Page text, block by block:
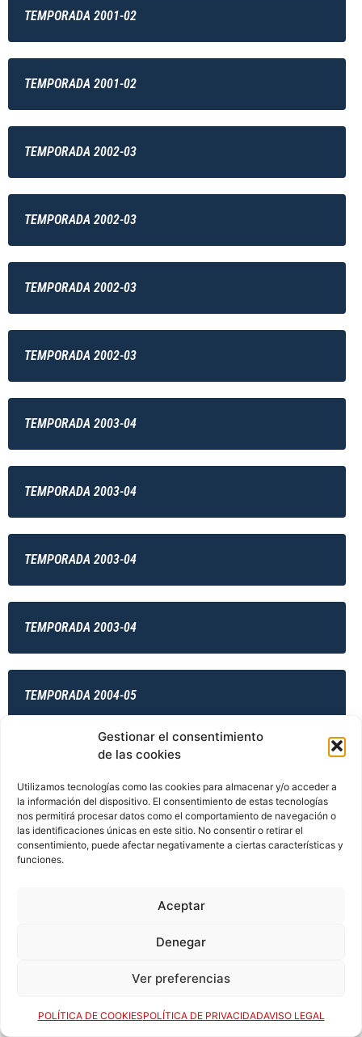
Gestionar el consentimiento
de las cookies
Utilizamos tecnologías como las cookies para almacenar y/o acceder a
la información del dispositivo. El consentimiento de estas tecnologías
nos permitirá procesar datos como el comportamiento de navegación o
las identificaciones únicas en este sitio. No consentir o retirar el
consentimiento, puede afectar negativamente a ciertas características y
funciones.
Aceptar
Denegar
Ver preferencias
POLÍTICA DE COOKIESPOLÍTICA DE PRIVACIDADAVISO LEGAL
TEMPORADA 2001-02
TEMPORADA 2001-02
TEMPORADA 2002-03
TEMPORADA 2002-03
TEMPORADA 2002-03
TEMPORADA 2002-03
TEMPORADA 2003-04
TEMPORADA 2003-04
TEMPORADA 2003-04
TEMPORADA 2003-04
TEMPORADA 2004-05
TEMPORADA 2004-05
TEMPORADA 2004-05